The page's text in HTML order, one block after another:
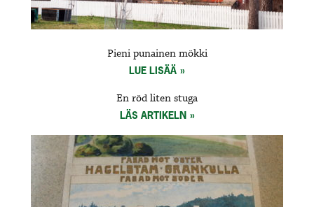
Pieni punainen mökki
LUE LISÄÄ
En röd liten stuga
LÄS ARTIKELN